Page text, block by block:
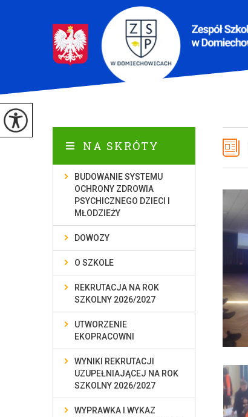
NA SKRÓTY
BUDOWANIE SYSTEMU
OCHRONY ZDROWIA
PSYCHICZNEGO DZIECI I
MŁODZIEŻY
DOWOZY
O SZKOLE
REKRUTACJA NA ROK
SZKOLNY 2026/2027
UTWORZENIE
EKOPRACOWNI
WYNIKI REKRUTACJI
UZUPEŁNIAJĄCEJ NA ROK
SZKOLNY 2026/2027
WYPRAWKA I WYKAZ